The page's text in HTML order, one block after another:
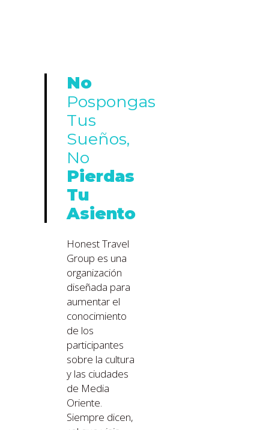
No
Pospongas
Tus
Sueños,
No
Pierdas
Tu
Asiento
Honest Travel
Group es una
organización
diseñada para
aumentar el
conocimiento
de los
participantes
sobre la cultura
y las ciudades
de Media
Oriente.
Siempre dicen,